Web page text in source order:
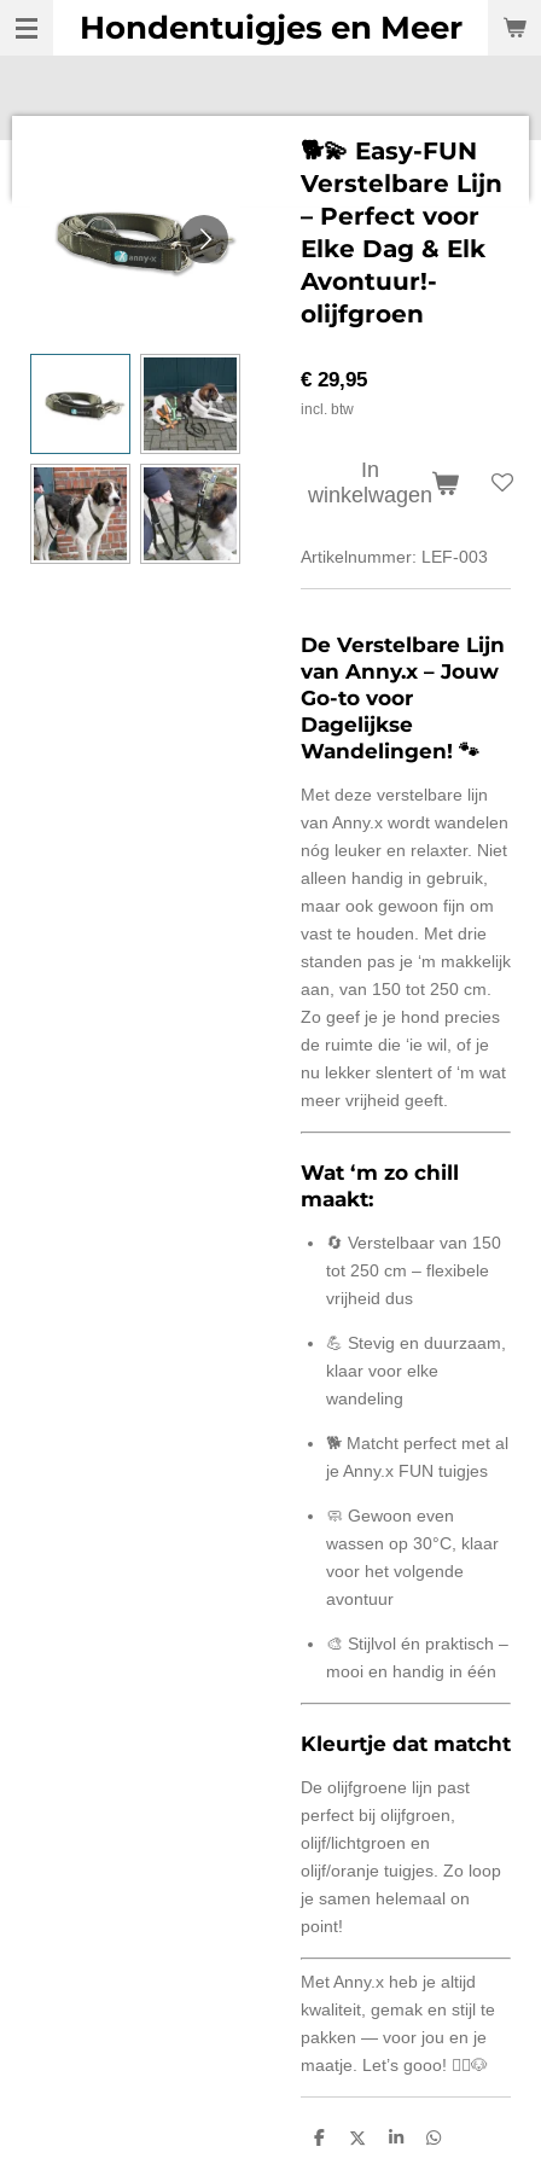
Ga
direct
Hondentuigjes en Meer
🐕💫 Easy-FUN
Verstelbare Lijn
– Perfect voor
Elke Dag & Elk
Avontuur!-
olijfgroen
€ 29,95
incl. btw
In
winkelwagen
Artikelnummer: LEF-003
De Verstelbare Lijn
van Anny.x – Jouw
Go-to voor
Dagelijkse
Wandelingen! 🐾
Met deze verstelbare lijn
van Anny.x wordt wandelen
nóg leuker en relaxter. Niet
alleen handig in gebruik,
maar ook gewoon fijn om
vast te houden. Met drie
standen pas je ‘m makkelijk
aan, van 150 tot 250 cm.
Zo geef je je hond precies
de ruimte die ‘ie wil, of je
nu lekker slentert of ‘m wat
meer vrijheid geeft.
Wat ‘m zo chill
maakt:
🔄 Verstelbaar van 150
tot 250 cm – flexibele
vrijheid dus
💪 Stevig en duurzaam,
klaar voor elke
wandeling
🐕 Matcht perfect met al
je Anny.x FUN tuigjes
🧼 Gewoon even
wassen op 30°C, klaar
voor het volgende
avontuur
🎨 Stijlvol én praktisch –
mooi en handig in één
Kleurtje dat matcht
De olijfgroene lijn past
perfect bij olijfgroen,
olijf/lichtgroen en
olijf/oranje tuigjes. Zo loop
je samen helemaal on
point!
Met Anny.x heb je altijd
kwaliteit, gemak en stijl te
pakken — voor jou en je
maatje. Let’s gooo! 🚶‍♂️🐶
D
D
S
D